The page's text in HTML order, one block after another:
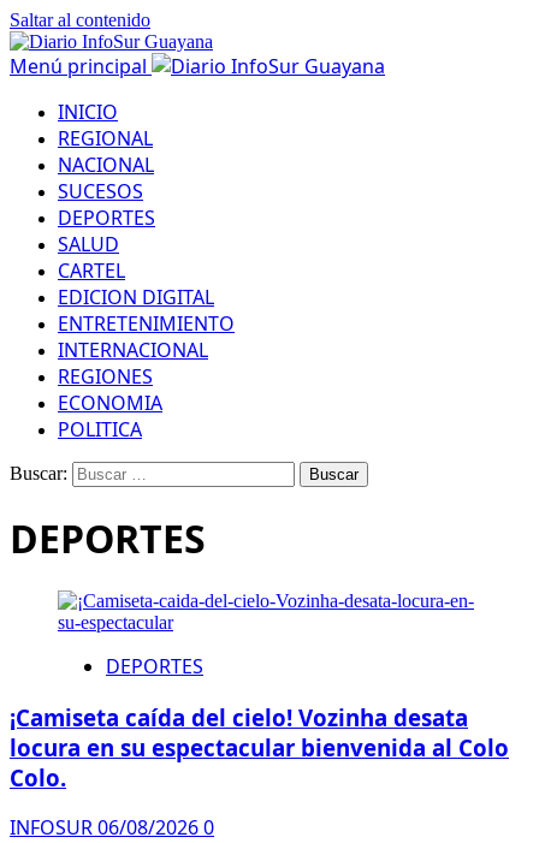
Saltar al contenido
Menú principal
INICIO
REGIONAL
NACIONAL
SUCESOS
DEPORTES
SALUD
CARTEL
EDICION DIGITAL
ENTRETENIMIENTO
INTERNACIONAL
REGIONES
ECONOMIA
POLITICA
Buscar:
DEPORTES
DEPORTES
¡Camiseta caída del cielo! Vozinha desata
locura en su espectacular bienvenida al Colo
Colo.
INFOSUR06/08/20260